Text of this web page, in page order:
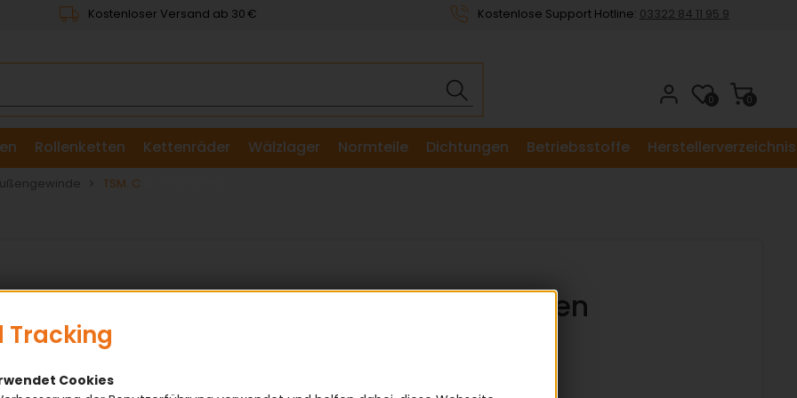
Kostenloser Versand ab 30 € Kostenlose Support Hotline: 03322 84 11 95 9
0
0
Rollenketten
Kettenräder
Wälzlager Normteile Dichtungen Betriebsstoffe Herstellerverzeichnis
TSM..C
Gelenkköpfe mit Außengewinde
Vorteile nutzen
✅ Hohe Verfügbarkeit
Tracking
Cookies